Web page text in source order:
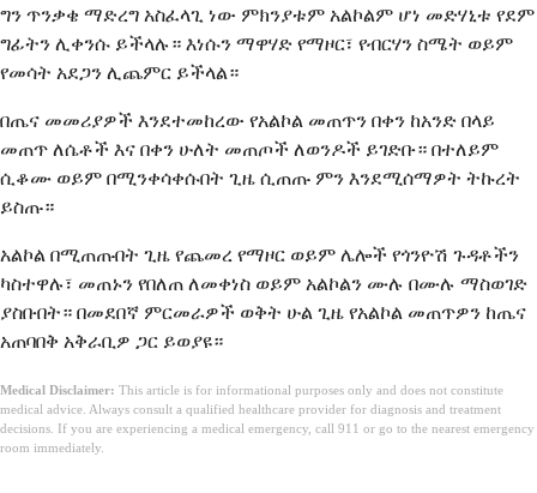
ግን ጥንቃቄ ማድረግ አስፈላጊ ነው ምክንያቱም አልኮልም ሆነ መድሃኒቱ የደም
ግፊትን ሊቀንሱ ይችላሉ። እነሱን ማዋሃድ የማዞር፣ የብርሃን ስሜት ወይም
የመሳት አደጋን ሊጨምር ይችላል።
በጤና መመሪያዎች እንደተመከረው የአልኮል መጠጥን በቀን ከአንድ በላይ
መጠጥ ለሴቶች እና በቀን ሁለት መጠጦች ለወንዶች ይገድቡ። በተለይም
ሲቆሙ ወይም በሚንቀሳቀሱበት ጊዜ ሲጠጡ ምን እንደሚሰማዎት ትኩረት
ይስጡ።
አልኮል በሚጠጡበት ጊዜ የጨመረ የማዞር ወይም ሌሎች የጎንዮሽ ጉዳቶችን
ካስተዋሉ፣ መጠኑን የበለጠ ለመቀነስ ወይም አልኮልን ሙሉ በሙሉ ማስወገድ
ያስቡበት። በመደበኛ ምርመራዎች ወቅት ሁል ጊዜ የአልኮል መጠጥዎን ከጤና
አጠባበቅ አቅራቢዎ ጋር ይወያዩ።
Medical Disclaimer: This article is for informational purposes only and does not constitute
medical advice. Always consult a qualified healthcare provider for diagnosis and treatment
decisions. If you are experiencing a medical emergency, call 911 or go to the nearest emergency
room immediately.